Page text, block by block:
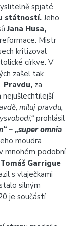
spjaté
státností. Jeho
Jana Husa,
Mistr
kritizoval
církve. V
zašel tak
Pravdu, za
miluj pravdu,
prohlásil
– „super omnia
moudra
mnohém podobní
Tomáš Garrigue
s vlaječkami
silným
je součástí